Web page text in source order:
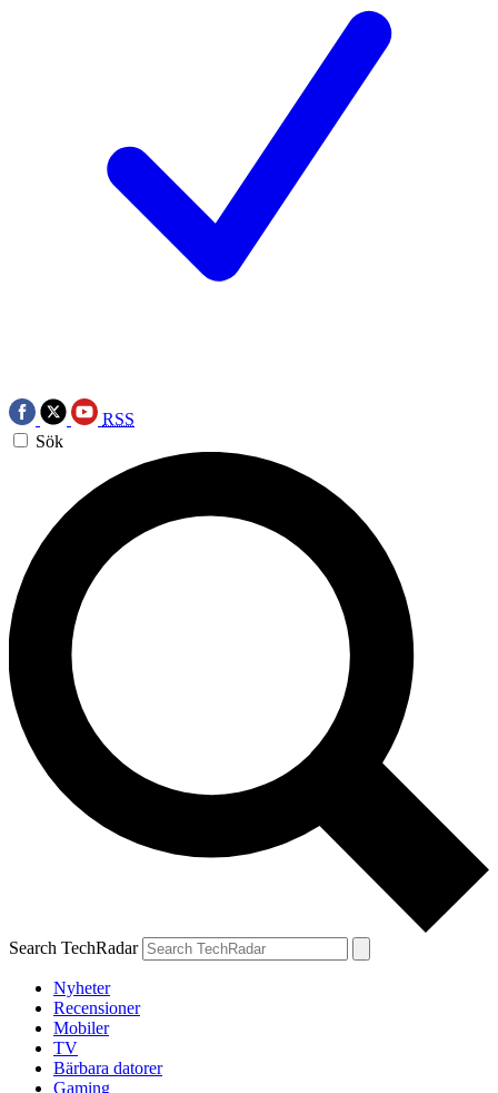
RSS
Sök
Search TechRadar
Nyheter
Recensioner
Mobiler
TV
Bärbara datorer
Gaming